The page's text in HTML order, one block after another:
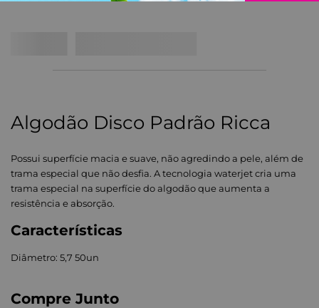
Algodão Disco Padrão Ricca
Possui superfície macia e suave, não agredindo a pele, além de
trama especial que não desfia. A tecnologia waterjet cria uma
trama especial na superfície do algodão que aumenta a
resistência e absorção.
Características
Diâmetro: 5,7 50un
Compre Junto